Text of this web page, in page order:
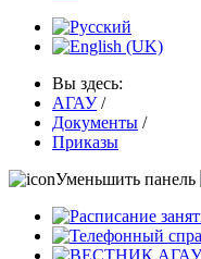
Вы здесь:
АГАУ /
Документы /
Приказы
Уменьшить панель